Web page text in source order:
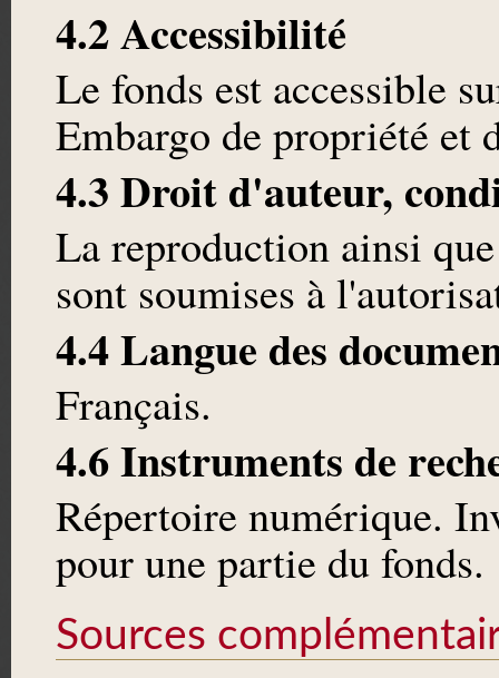
4.2 Accessibilité
Le fonds est accessible
Embargo de propriété et
4.3 Droit d'auteur,
La reproduction ainsi
sont soumises à
4.4 Langue des
Français.
4.6 Instruments de
Répertoire numérique.
pour une partie du fonds.
Sources